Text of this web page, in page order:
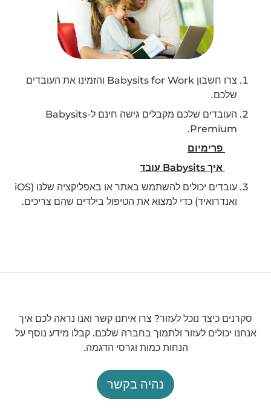
צרו חשבון Babysits for Work והזמינו את העובדים
שלכם.
העובדים שלכם מקבלים גישה חינם ל-Babysits
Premium.
פרימיום
איך Babysits עובד
עובדים יכולים להשתמש באתר או באפליקציה שלנו (iOS
ואנדרואיד) כדי למצוא את הטיפול בילדים שהם צריכים.
סקרנים כיצד נוכל לעזור? צרו איתנו קשר ואנו נראה לכם איך
אנחנו יכולים לעזור ולתמוך בחברה שלכם. קבלו מידע נוסף על
הנחות כמות וגרסי הדגמה.
נהיה בקשר